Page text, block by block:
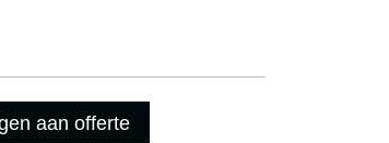
aan offerte